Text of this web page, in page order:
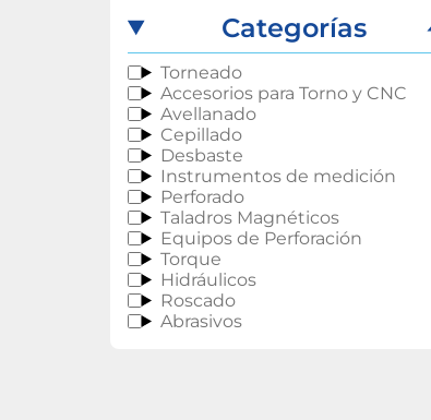
AbrasivosCategorías
Torneado
Accesorios para Torno y CNC
Avellanado
Cepillado
Desbaste
Instrumentos de medición
Perforado
Taladros Magnéticos
Equipos de Perforación
Torque
Hidráulicos
Roscado
Abrasivos